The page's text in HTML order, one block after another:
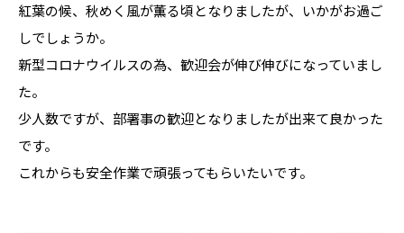
紅葉の候、秋めく風が薫る頃となりましたが、いかがお過ご
しでしょうか。
新型コロナウイルスの為、歓迎会が伸び伸びになっていまし
た。
少人数ですが、部署事の歓迎となりましたが出来て良かった
です。
これからも安全作業で頑張ってもらいたいです。